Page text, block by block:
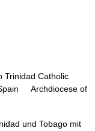
Trinidad Catholic
Spain Archdiocese of
und Tobago mit